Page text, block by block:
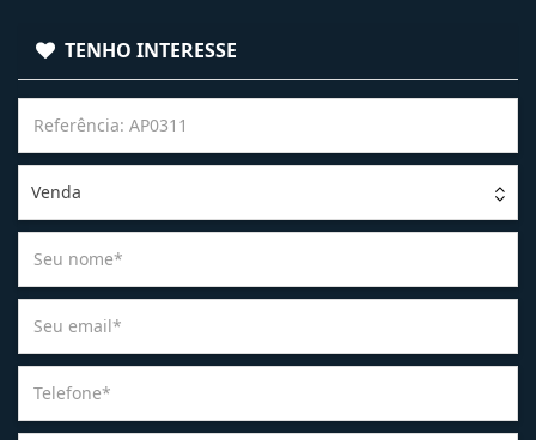
TENHO INTERESSE
Venda